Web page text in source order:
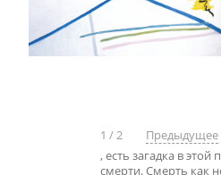
1 /2 Предыдущее
, есть загадка в этой
смерти. Смерть как